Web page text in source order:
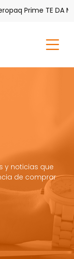
Prime TE DA MÁS!
y noticias que
de comprar